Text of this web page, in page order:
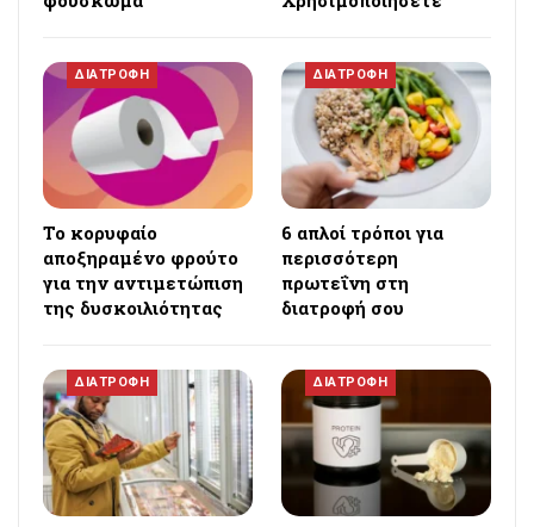
ΔΙΑΤΡΟΦΗ
Το κορυφαίο
αποξηραμένο φρούτο
για την αντιμετώπιση
της δυσκοιλιότητας
ΔΙΑΤΡΟΦΗ
6 απλοί τρόποι για
περισσότερη
πρωτεΐνη στη
διατροφή σου
ΔΙΑΤΡΟΦΗ ΔΙΑΤΡΟΦΗ